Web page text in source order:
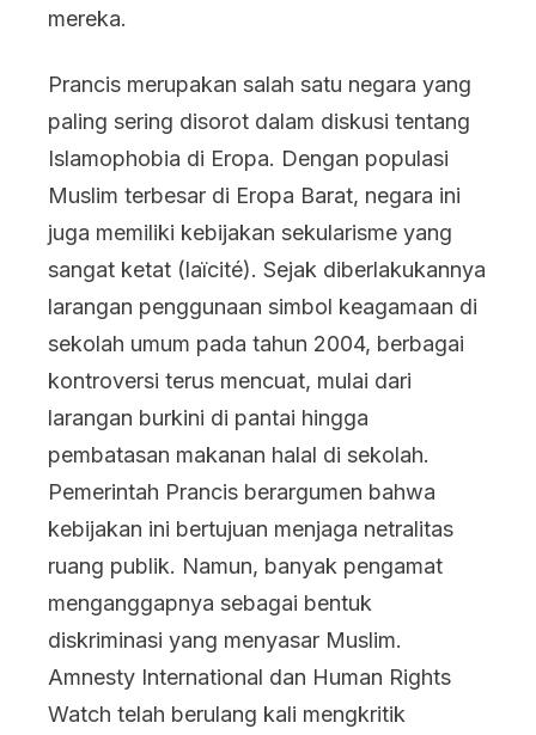
mereka.
Prancis merupakan salah satu negara yang
paling sering disorot dalam diskusi tentang
Islamophobia di Eropa. Dengan populasi
Muslim terbesar di Eropa Barat, negara ini
juga memiliki kebijakan sekularisme yang
sangat ketat (laïcité). Sejak diberlakukannya
larangan penggunaan simbol keagamaan di
sekolah umum pada tahun 2004, berbagai
kontroversi terus mencuat, mulai dari
larangan burkini di pantai hingga
pembatasan makanan halal di sekolah.
Pemerintah Prancis berargumen bahwa
kebijakan ini bertujuan menjaga netralitas
ruang publik. Namun, banyak pengamat
menganggapnya sebagai bentuk
diskriminasi yang menyasar Muslim.
Amnesty International dan Human Rights
Watch telah berulang kali mengkritik